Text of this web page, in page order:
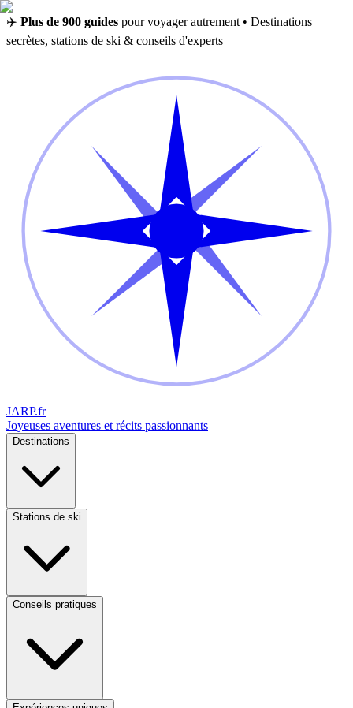
✈️ Plus de 900 guides pour voyager autrement • Destinations
secrètes, stations de ski & conseils d'experts
JARP.fr
Joyeuses aventures et récits passionnants
Destinations
Stations de ski
Conseils pratiques